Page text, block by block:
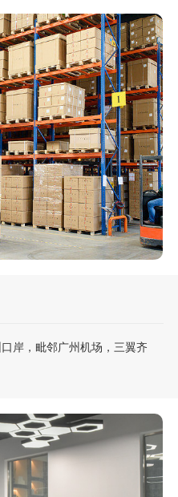
，德国纱芯，法国香精等辅
烧均匀，留香持久。